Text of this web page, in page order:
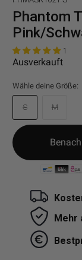
Phantom
Pink/
1
Ausverkauft
Wähle deine Größe:
S M
Mehr